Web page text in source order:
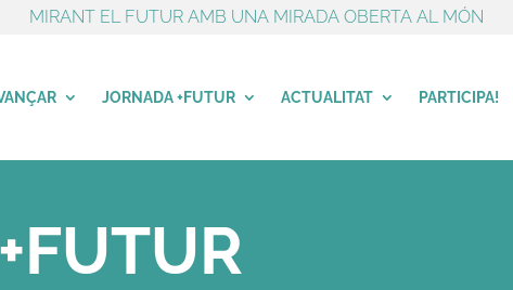
MIRANT EL FUTUR AMB UNA MIRADA OBERTA AL MÓN
JORNADA +FUTUR ACTUALITAT PARTICIPA!